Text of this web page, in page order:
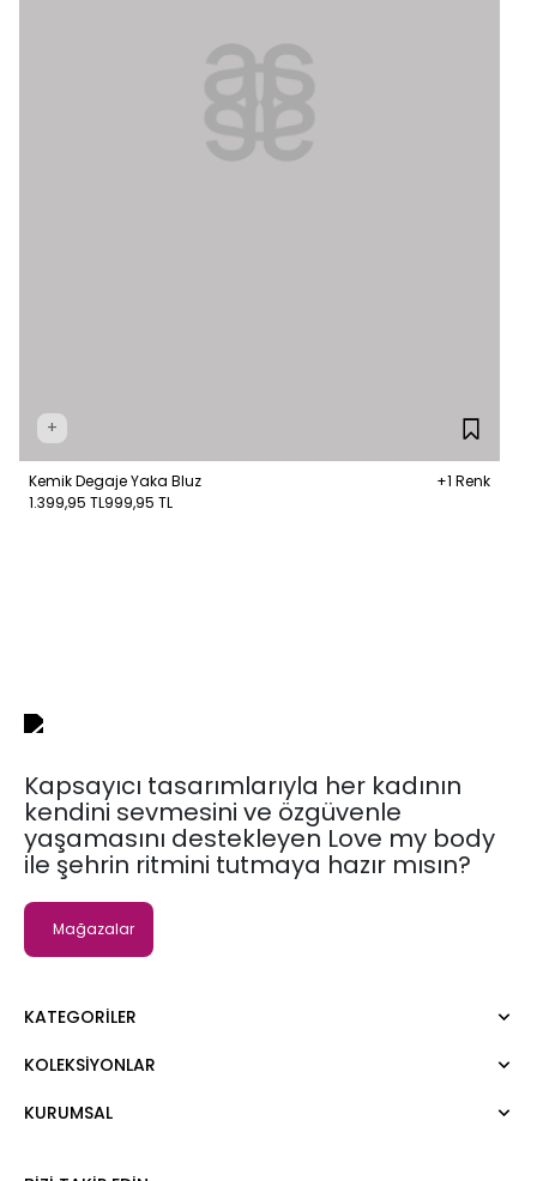
+
Kemik Degaje Yaka Bluz
+1 Renk
1.399,95 TL999,95 TL
Kapsayıcı tasarımlarıyla her kadının
kendini sevmesini ve özgüvenle
yaşamasını destekleyen Love my body
ile şehrin ritmini tutmaya hazır mısın?
Mağazalar
KATEGORILER
Elbise
KOLEKSIYONLAR
Moda Tutkusu
KURUMSAL